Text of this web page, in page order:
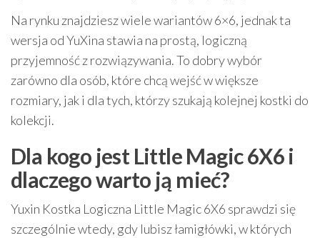
Na rynku znajdziesz wiele wariantów 6×6, jednak ta
wersja od YuXina stawia na prostą, logiczną
przyjemność z rozwiązywania. To dobry wybór
zarówno dla osób, które chcą wejść w większe
rozmiary, jak i dla tych, którzy szukają kolejnej kostki do
kolekcji.
Dla kogo jest Little Magic 6X6 i
dlaczego warto ją mieć?
Yuxin Kostka Logiczna Little Magic 6X6 sprawdzi się
szczególnie wtedy, gdy lubisz łamigłówki, w których